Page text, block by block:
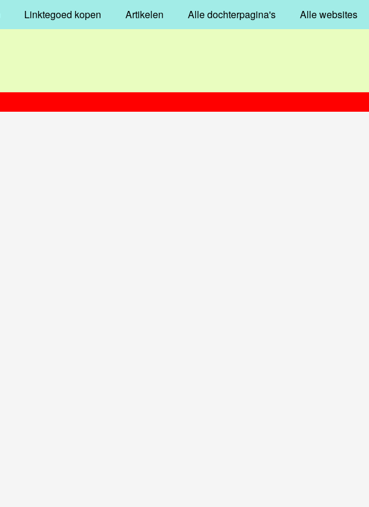
Linktegoed kopen Artikelen Alle dochterpagina's Alle websites